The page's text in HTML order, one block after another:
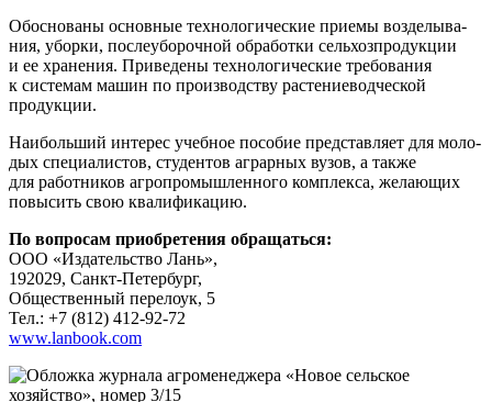
Обос­но­ва­ны основ­ные технологи­ческие при­е­мы воз­де­лы­ва­
ния, убор­ки, после­убо­роч­ной обра­бот­ки сель­хоз­про­дук­ции
и ее хра­не­ния. При­ве­де­ны тех­но­ло­ги­че­ские тре­бо­ва­ния
к систе­мам машин по про­из­вод­ству растениеводчес­кой
продукции.
Наи­боль­ший инте­рес учеб­ное посо­бие пред­став­ля­ет для моло­
дых спе­ци­а­ли­стов, сту­ден­тов аграр­ных вузов, а так­же
для работ­ни­ков агро­про­мыш­лен­но­го ком­плек­са, жела­ю­щих
повы­сить свою квалификацию.
По вопро­сам при­об­ре­те­ния обращаться:
ООО «Изда­тель­ство Лань»,
192029, Санкт-Петербург,
Обще­ствен­ный пере­ло­ук, 5
Тел.: +7 (812) 412-92-72
www.lanbook.com